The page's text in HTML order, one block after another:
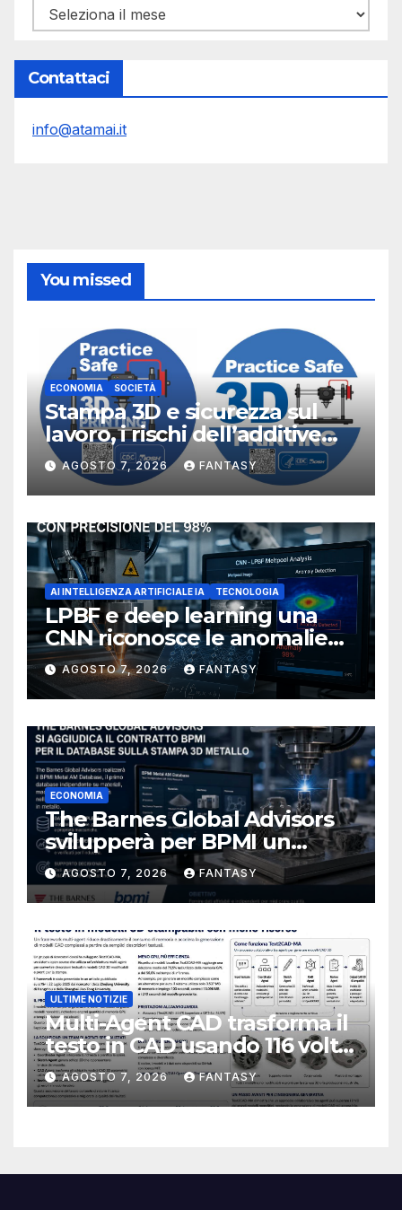
Archivi
Contattaci
info@atamai.it
You missed
ECONOMIA SOCIETÀ
Stampa 3D e sicurezza sul
lavoro, i rischi dell’additive
manufacturing secondo
NIOSH
AGOSTO 7, 2026 FANTASY
AI INTELLIGENZA ARTIFICIALE IA TECNOLOGIA
LPBF e deep learning una
CNN riconosce le anomalie
del bagno di fusione
AGOSTO 7, 2026 FANTASY
ECONOMIA
The Barnes Global Advisors
svilupperà per BPMI un
database per la stampa 3D
metallica destinata alla filiera
navale statunitense
AGOSTO 7, 2026 FANTASY
ULTIME NOTIZIE
Multi-Agent CAD trasforma il
testo in CAD usando 116 volte
meno token
AGOSTO 7, 2026 FANTASY